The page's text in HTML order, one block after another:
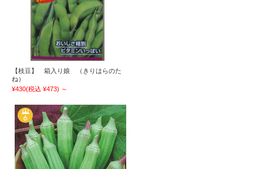
【枝豆】 箱入り娘 （きりはらのた
ね）
¥430(税込 ¥473) ～